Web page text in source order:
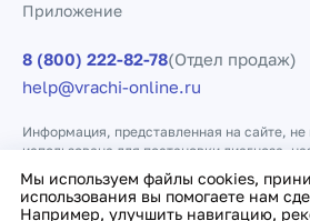
Мы используем файлы cookies,
использования вы помогаете нам
Например, улучшить навигацию,
Приложение
8 (800) 222-82-78(Отдел продаж)
help@vrachi-online.ru
Информация, представленная на сайте,
использована для постановки диагноза,
заменяет прием врача.